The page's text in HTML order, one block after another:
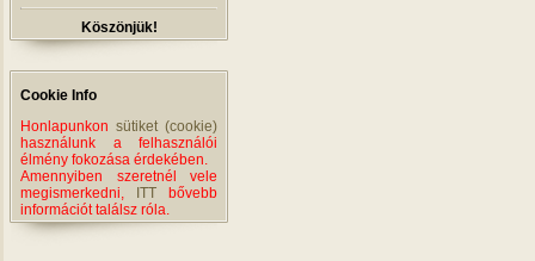
Köszönjük!
Cookie Info
Honlapunkon sütiket (cookie)
használunk a felhasználói
élmény fokozása érdekében.
Amennyiben szeretnél vele
megismerkedni,
ITT bővebb
információt találsz róla.